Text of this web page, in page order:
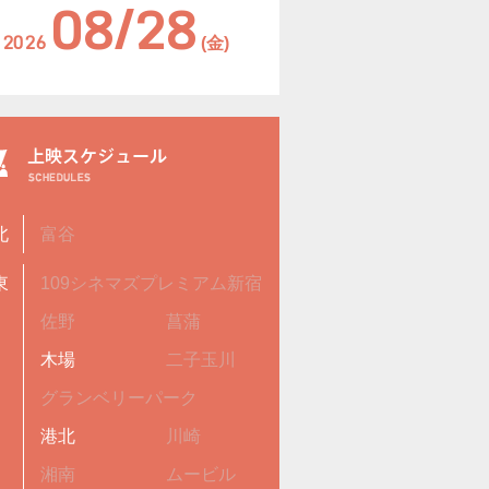
2026 08/28 (金)
富谷
109シネマズプレミアム新宿
佐野 菖蒲
木場 二子玉川
グランベリーパーク
港北 川崎
湘南 ムービル